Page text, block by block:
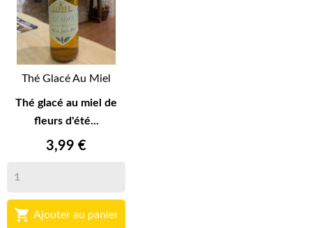
Thé Glacé Au Miel
Thé glacé au miel de
fleurs d'été...
3,99 €
 Ajouter au panier